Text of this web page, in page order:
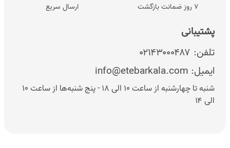
پشتیبانی
تلفن: ۰۲۱۴۳۰۰۰۴۸۷
ایمیل: info@etebarkala.com
شنبه تا چهارشنبه از ساعت ۱۰ الی ۱۸ - پنج شنبه‌ها از ساعت ۱۰
الی ۱۴
۷ روز ضمانت بازگشت ارسال سریع